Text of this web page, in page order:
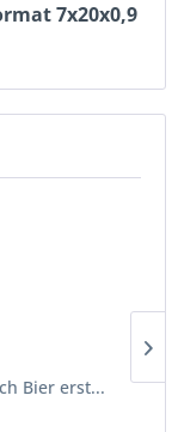
7x20x0,9
Bier erst...